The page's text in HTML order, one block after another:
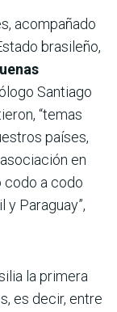
acompañado
brasileño,
Santiago
“temas
países,
en
codo a codo
Paraguay”,
la primera
es decir, entre